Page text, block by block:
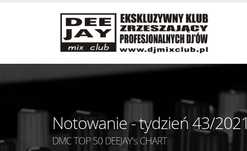
Notowanie - tydzień 43/2021
DMC TOP 50 DEEJAY's CHART